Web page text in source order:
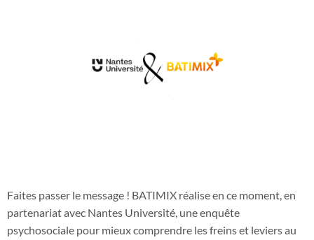
Faites passer le message ! BATIMIX réalise en ce moment, en
partenariat avec Nantes Université, une enquête
psychosociale pour mieux comprendre les freins et leviers au